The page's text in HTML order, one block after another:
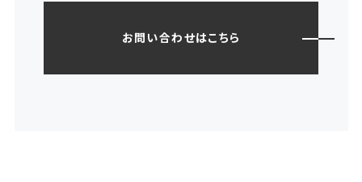
お問い合わせはこちら